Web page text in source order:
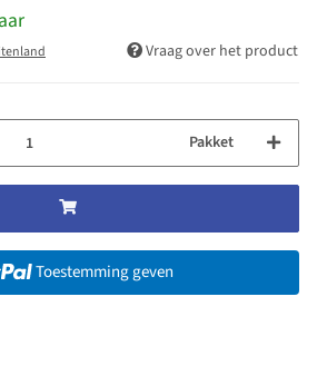
Vraag over het product
Pakket
Toestemming geven